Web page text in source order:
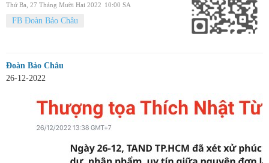
Thứ Ba, 27 Tháng Mười Hai 2022 10:00 SA
FB Đoàn Bảo Châu
Đoàn Bảo Châu
26-12-2022